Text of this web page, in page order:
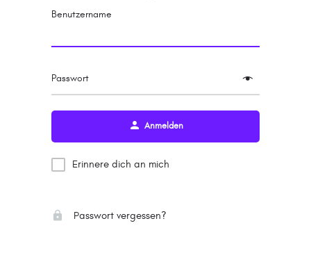
Benutzername
Passwort
Anmelden
Erinnere dich an mich
Passwort vergessen?